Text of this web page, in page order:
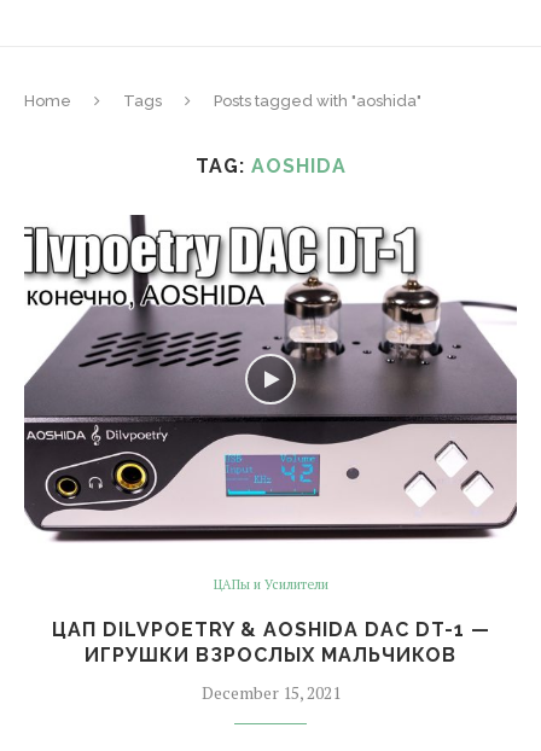
Home Tags Posts tagged with "aoshida"
TAG: AOSHIDA
ЦАПы и Усилители
ЦАП DILVPOETRY & AOSHIDA DAC DT-1 —
ИГРУШКИ ВЗРОСЛЫХ МАЛЬЧИКОВ
December 15, 2021